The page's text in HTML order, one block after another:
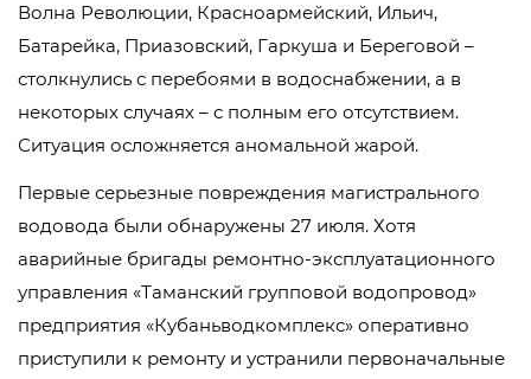
Волна Революции, Красноармейский, Ильич,
Батарейка, Приазовский, Гаркуша и Береговой –
столкнулись с перебоями в водоснабжении, а в
некоторых случаях – с полным его отсутствием.
Ситуация осложняется аномальной жарой.
Первые серьезные повреждения магистрального
водовода были обнаружены 27 июля. Хотя
аварийные бригады ремонтно-эксплуатационного
управления «Таманский групповой водопровод»
предприятия «Кубаньводкомплекс» оперативно
приступили к ремонту и устранили первоначальные